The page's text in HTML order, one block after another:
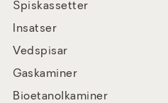
Spiskassetter
Insatser
Vedspisar
Gaskaminer
Bioetanolkaminer